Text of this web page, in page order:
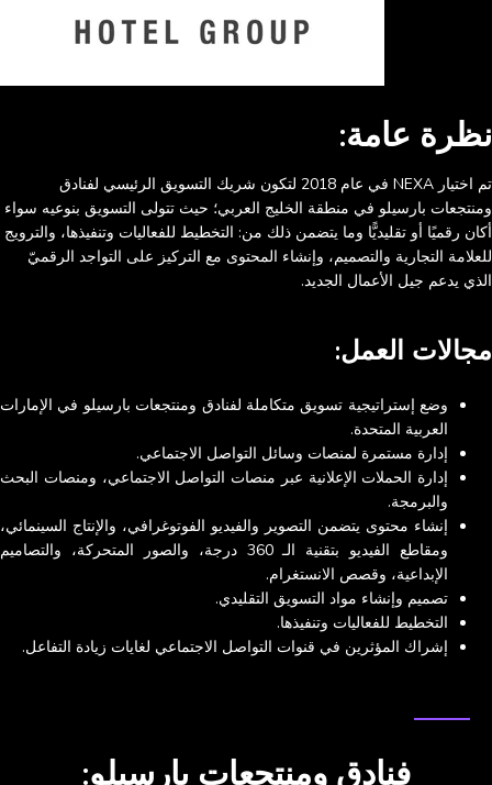
نظرة عامة:
تم اختيار NEXA في عام 2018 لتكون شريك التسويق الرئيسي لفنادق
ومنتجعات بارسيلو في منطقة الخليج العربي؛ حيث تتولى التسويق بنوعيه سواء
أكان رقميًا أو تقليديًّا وما يتضمن ذلك من: التخطيط للفعاليات وتنفيذها، والترويج
للعلامة التجارية والتصميم، وإنشاء المحتوى مع التركيز على التواجد الرقميّ
الذي يدعم جيل الأعمال الجديد.
مجالات العمل:
وضع إستراتيجية تسويق متكاملة لفنادق ومنتجعات بارسيلو في الإمارات
العربية المتحدة.
إدارة مستمرة لمنصات وسائل التواصل الاجتماعي.
إدارة الحملات الإعلانية عبر منصات التواصل الاجتماعي، ومنصات البحث
والبرمجة.
إنشاء محتوى يتضمن التصوير والفيديو الفوتوغرافي، والإنتاج السينمائي،
ومقاطع الفيديو بتقنية الـ 360 درجة، والصور المتحركة، والتصاميم
الإبداعية، وقصص الانستغرام.
تصميم وإنشاء مواد التسويق التقليدي.
التخطيط للفعاليات وتنفيذها.
إشراك المؤثرين في قنوات التواصل الاجتماعي لغايات زيادة التفاعل.
فنادق ومنتجعات بارسيلو: